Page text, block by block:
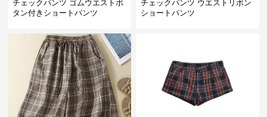
チェックパンツ ゴムウエストボ
タン付きショートパンツ
チェックパンツ ウエストリボン
ショートパンツ